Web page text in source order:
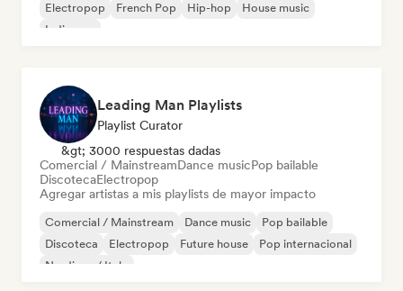
Electropop
French Pop Hip-hop
House music
Indie pop
Leading Man Playlists
Playlist Curator
&gt; 3000 respuestas dadas
Comercial / MainstreamDance musicPop bailable
DiscotecaElectropop
Agregar artistas a mis playlists de mayor impacto
Comercial / Mainstream Dance music
Pop bailable
Discoteca
Electropop Future house
Pop internacional
Nu-disco / Italo